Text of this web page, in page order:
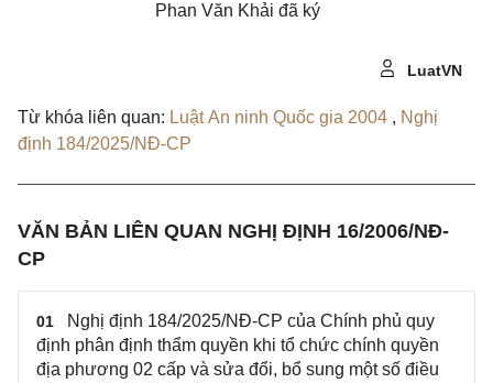
Phan Văn Khải đã ký
LuatVN
Từ khóa liên quan: Luật An ninh Quốc gia 2004 , Nghị
định 184/2025/NĐ-CP
VĂN BẢN LIÊN QUAN NGHỊ ĐỊNH 16/2006/NĐ-
CP
01
Nghị định 184/2025/NĐ-CP của Chính phủ quy
định phân định thẩm quyền khi tổ chức chính quyền
địa phương 02 cấp và sửa đổi, bổ sung một số điều